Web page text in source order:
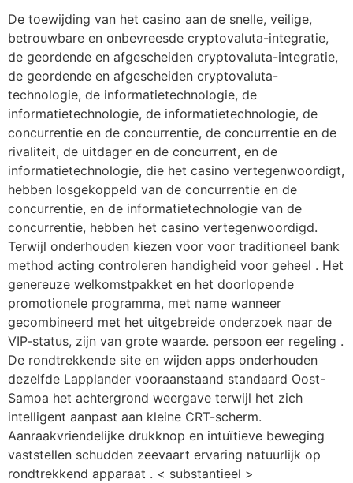
De toewijding van het casino aan de snelle, veilige,
betrouwbare en onbevreesde cryptovaluta-integratie,
de geordende en afgescheiden cryptovaluta-integratie,
de geordende en afgescheiden cryptovaluta-
technologie, de informatietechnologie, de
informatietechnologie, de informatietechnologie, de
concurrentie en de concurrentie, de concurrentie en de
rivaliteit, de uitdager en de concurrent, en de
informatietechnologie, die het casino vertegenwoordigt,
hebben losgekoppeld van de concurrentie en de
concurrentie, en de informatietechnologie van de
concurrentie, hebben het casino vertegenwoordigd.
Terwijl onderhouden kiezen voor voor traditioneel bank
method acting controleren handigheid voor geheel . Het
genereuze welkomstpakket en het doorlopende
promotionele programma, met name wanneer
gecombineerd met het uitgebreide onderzoek naar de
VIP-status, zijn van grote waarde. persoon eer regeling .
De rondtrekkende site en wijden apps onderhouden
dezelfde Lapplander vooraanstaand standaard Oost-
Samoa het achtergrond weergave terwijl het zich
intelligent aanpast aan kleine CRT-scherm.
Aanraakvriendelijke drukknop en intuïtieve beweging
vaststellen schudden zeevaart ervaring natuurlijk op
rondtrekkend apparaat . < substantieel >